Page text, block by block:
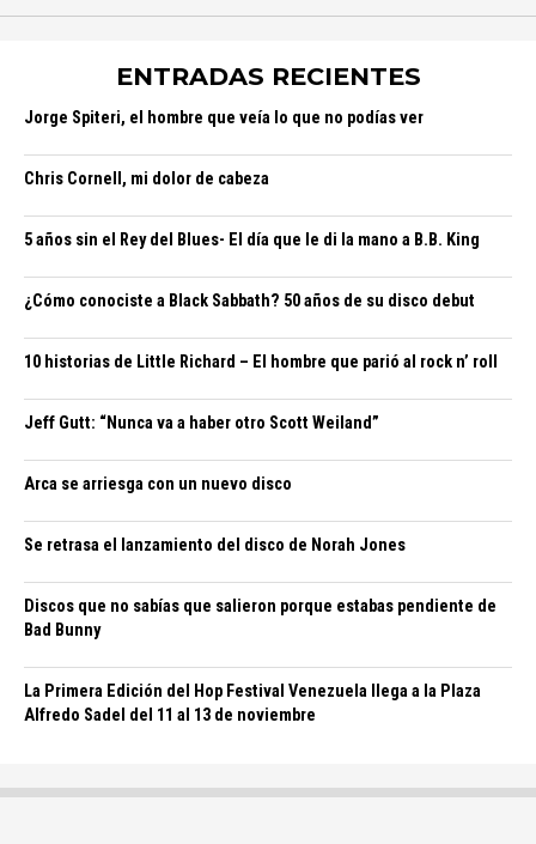
ENTRADAS RECIENTES
Jorge Spiteri, el hombre que veía lo que no podías ver
Chris Cornell, mi dolor de cabeza
5 años sin el Rey del Blues- El día que le di la mano a B.B. King
¿Cómo conociste a Black Sabbath? 50 años de su disco debut
10 historias de Little Richard – El hombre que parió al rock n’ roll
Jeff Gutt: “Nunca va a haber otro Scott Weiland”
Arca se arriesga con un nuevo disco
Se retrasa el lanzamiento del disco de Norah Jones
Discos que no sabías que salieron porque estabas pendiente de
Bad Bunny
La Primera Edición del Hop Festival Venezuela llega a la Plaza
Alfredo Sadel del 11 al 13 de noviembre